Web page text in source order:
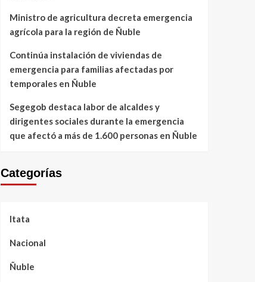
Ministro de agricultura decreta emergencia
agrícola para la región de Ñuble
Continúa instalación de viviendas de
emergencia para familias afectadas por
temporales en Ñuble
Segegob destaca labor de alcaldes y
dirigentes sociales durante la emergencia
que afectó a más de 1.600 personas en Ñuble
Categorías
Itata
Nacional
Ñuble